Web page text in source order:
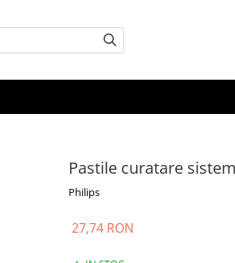
Pastile curatare
Philips
27,74 RON